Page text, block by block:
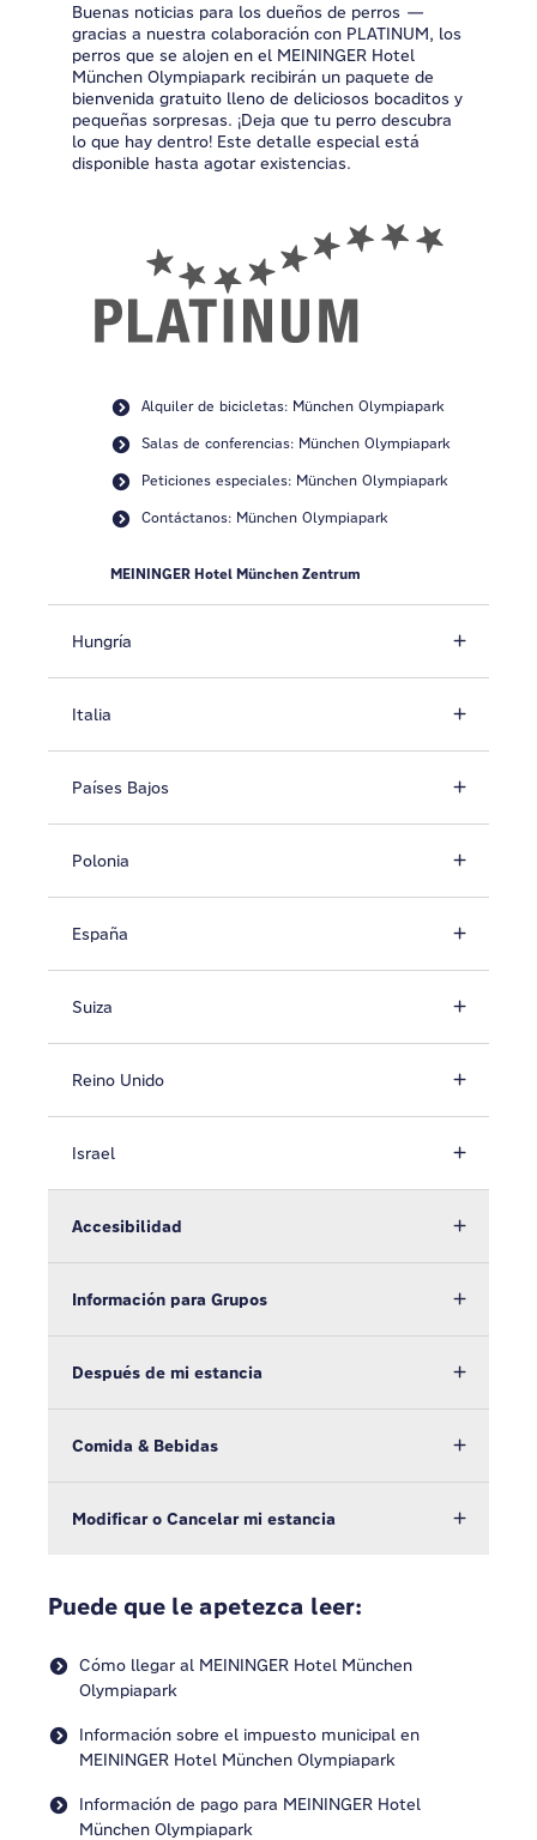
Buenas noticias para los dueños de perros —
gracias a nuestra colaboración con PLATINUM, los
perros que se alojen en el MEININGER Hotel
München Olympiapark recibirán un paquete de
bienvenida gratuito lleno de deliciosos bocaditos y
pequeñas sorpresas. ¡Deja que tu perro descubra
lo que hay dentro! Este detalle especial está
disponible hasta agotar existencias.
Alquiler de bicicletas: München Olympiapark
Salas de conferencias: München Olympiapark
Peticiones especiales: München Olympiapark
Contáctanos: München Olympiapark
MEININGER Hotel München Zentrum
Hungría
Italia
Países Bajos
Polonia
España
Suiza
Reino Unido
Israel
Accesibilidad
Información para Grupos
Después de mi estancia
Comida & Bebidas
Modificar o Cancelar mi estancia
Puede que le apetezca leer:
Cómo llegar al MEININGER Hotel München
Olympiapark
Información sobre el impuesto municipal en
MEININGER Hotel München Olympiapark
Información de pago para MEININGER Hotel
München Olympiapark